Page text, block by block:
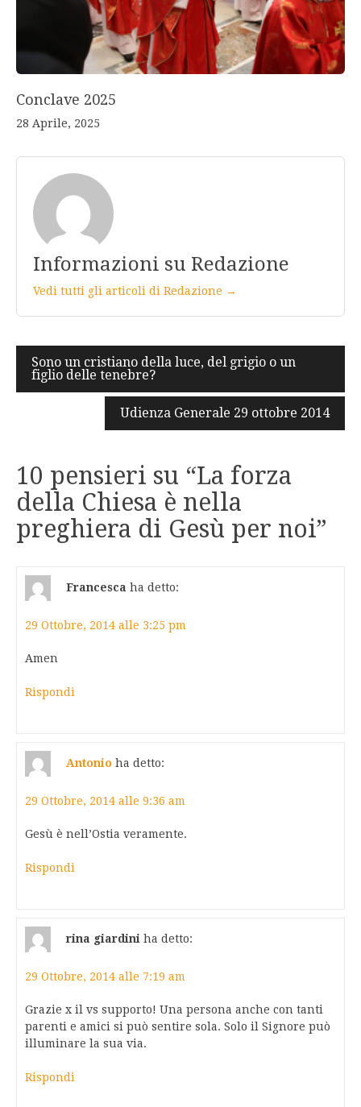
Conclave 2025
28 Aprile, 2025
Informazioni su Redazione
Vedi tutti gli articoli di Redazione →
Navigazione
articoli
Sono un cristiano della luce, del grigio o un
figlio delle tenebre?
Udienza Generale 29 ottobre 2014
10 pensieri su “La forza
della Chiesa è nella
preghiera di Gesù per noi”
Francesca ha detto:
29 Ottobre, 2014 alle 3:25 pm
Amen
Rispondi
Antonio ha detto:
29 Ottobre, 2014 alle 9:36 am
Gesù è nell’Ostia veramente.
Rispondi
rina giardini ha detto:
29 Ottobre, 2014 alle 7:19 am
Grazie x il vs supporto! Una persona anche con tanti
parenti e amici si può sentire sola. Solo il Signore può
illuminare la sua via.
Rispondi